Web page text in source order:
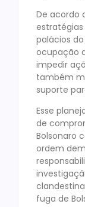
De acordo
palácios
ocupação
impedir
também
suporte
Esse
de
Bolsonaro
ordem
fuga de